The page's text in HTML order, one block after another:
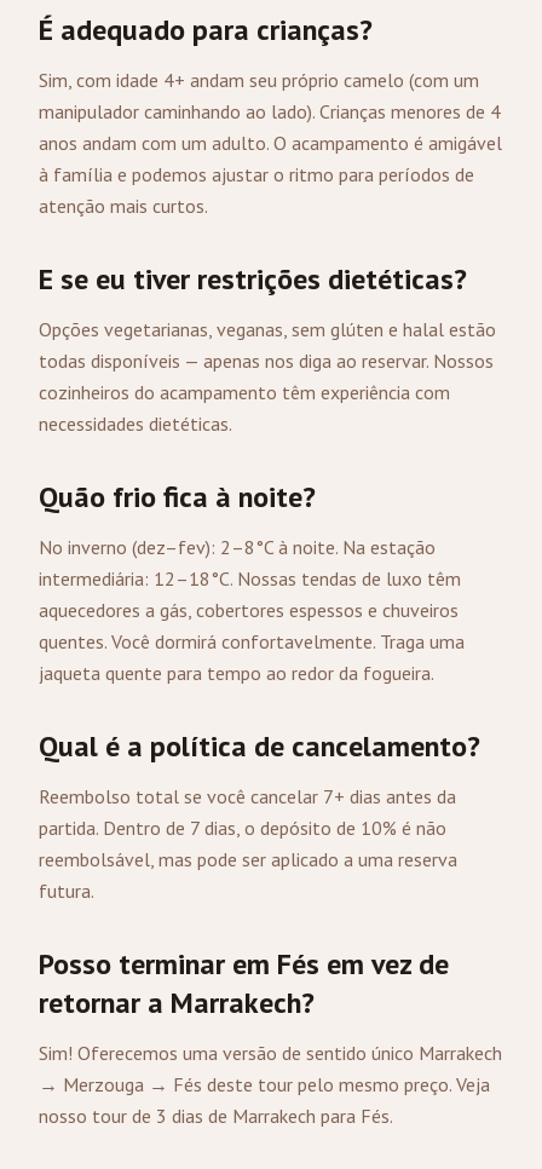
É adequado para crianças?
Sim, com idade 4+ andam seu próprio camelo (com um
manipulador caminhando ao lado). Crianças menores de 4
anos andam com um adulto. O acampamento é amigável
à família e podemos ajustar o ritmo para períodos de
atenção mais curtos.
E se eu tiver restrições dietéticas?
Opções vegetarianas, veganas, sem glúten e halal estão
todas disponíveis — apenas nos diga ao reservar. Nossos
cozinheiros do acampamento têm experiência com
necessidades dietéticas.
Quão frio fica à noite?
No inverno (dez–fev): 2–8°C à noite. Na estação
intermediária: 12–18°C. Nossas tendas de luxo têm
aquecedores a gás, cobertores espessos e chuveiros
quentes. Você dormirá confortavelmente. Traga uma
jaqueta quente para tempo ao redor da fogueira.
Qual é a política de cancelamento?
Reembolso total se você cancelar 7+ dias antes da
partida. Dentro de 7 dias, o depósito de 10% é não
reembolsável, mas pode ser aplicado a uma reserva
futura.
Posso terminar em Fés em vez de
retornar a Marrakech?
Sim! Oferecemos uma versão de sentido único Marrakech
→ Merzouga → Fés deste tour pelo mesmo preço. Veja
nosso tour de 3 dias de Marrakech para Fés.